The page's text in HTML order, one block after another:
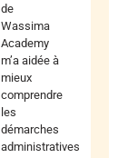
de
Wassima
Academy
m’a aidée à
mieux
comprendre
les
démarches
administratives